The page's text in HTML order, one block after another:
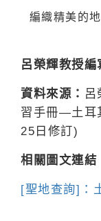
編織精美的
呂榮輝教授編
資料來源： 呂
習手冊—土耳
25 日修訂)
相關圖文連結
[聖地查詢]：